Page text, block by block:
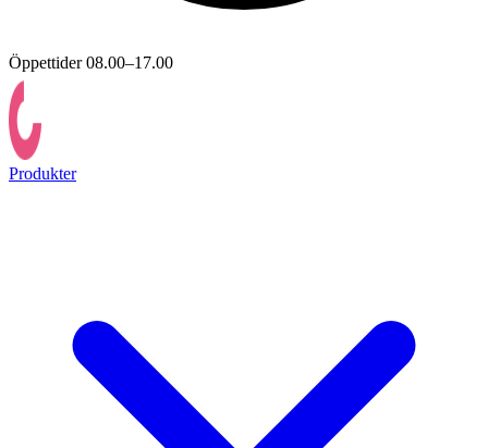
Öppettider 08.00–17.00
Produkter